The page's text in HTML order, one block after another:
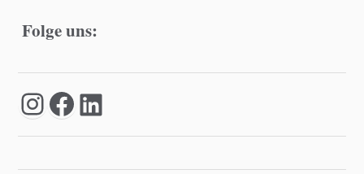
Folge uns: